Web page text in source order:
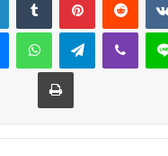
MessengerWhatsAppTelegramViber
Yazdır